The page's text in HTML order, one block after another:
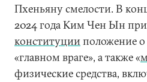
Пхеньяну смелости. В
2024 года Ким Чен Ын
конституцииположение
«главном враге», а также «
физические средства,